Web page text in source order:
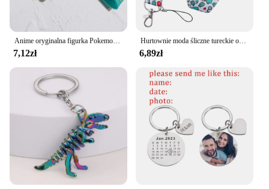
Anime oryginalna figurka Pokemon Pikachu brelok Pokémon brelok Squirtle Psyduck brelok Model brelok samochodowy dla chłopców dziewczyna
7,12zł
Hurtownie moda śliczne tureckie oko smycz na klucze brelok poświadczeń uchwyt brelok wisiorek do telefonu komórkowego akcesoria prezenty
6,89zł